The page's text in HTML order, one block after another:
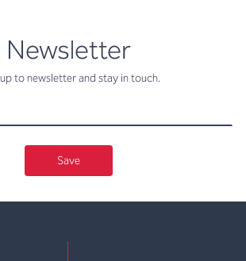
Newsletter
to newsletter and stay in touch.
newsletter
Save